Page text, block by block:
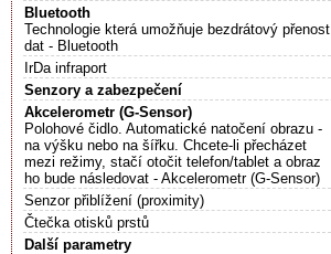
Bluetooth
Technologie která umožňuje bezdrátový přenost
dat - Bluetooth
IrDa infraport
Senzory a zabezpečení
Akcelerometr (G-Sensor)
Polohové čidlo. Automatické natočení obrazu -
na výšku nebo na šířku. Chcete-li přecházet
mezi režimy, stačí otočit telefon/tablet a obraz
ho bude následovat - Akcelerometr (G-Sensor)
Senzor přiblížení (proximity)
Čtečka otisků prstů
Další parametry